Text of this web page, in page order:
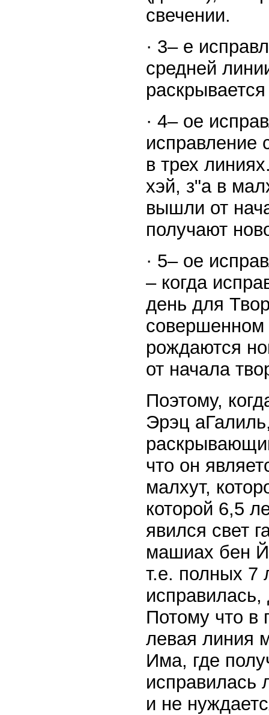
свечении.
· 3– е
средней
· 4– ое
исправление
в трех
хэй, з"а в
вышли от
получают
· 5– ое
– когда
день для
совершенном
рождаются
от начала
Поэтому,
Эрэц
что он
малхут,
которой 6,5
явился свет
машиах бен
т.е. полных 7
Потому что в
левая линия
Има, где
исправилась
и не